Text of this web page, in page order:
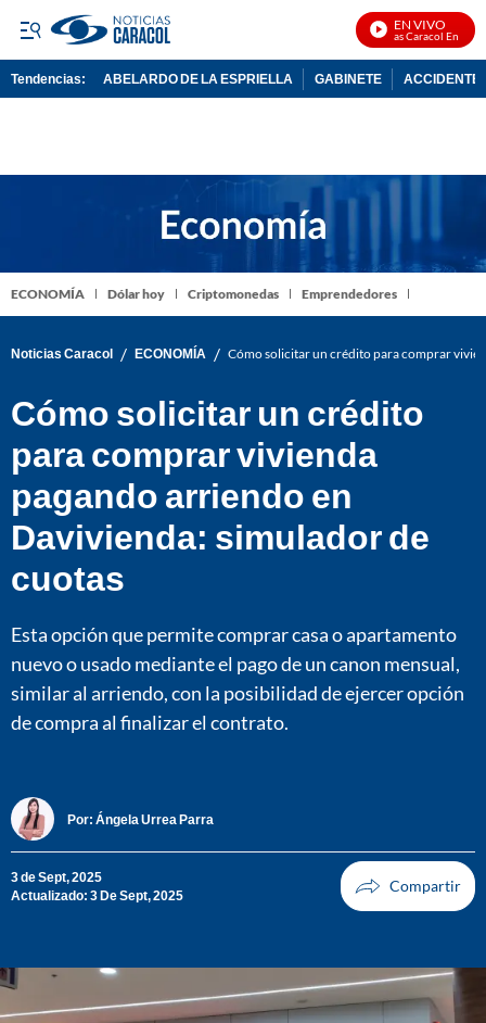
EN VIVO
Noticias Caracol En Vivo
Tendencias: ABELARDO DE LA ESPRIELLA GABINETE ACCIDENTE
ECONOMÍA Dólar hoy Criptomonedas Emprendedores
Noticias Caracol / ECONOMÍA / Cómo solicitar un crédito para comprar
Cómo solicitar un crédito
para comprar vivienda
pagando arriendo en
Davivienda: simulador de
cuotas
Esta opción que permite comprar casa o apartamento
nuevo o usado mediante el pago de un canon mensual,
similar al arriendo, con la posibilidad de ejercer opción
de compra al finalizar el contrato.
Por: Ángela Urrea Parra
3 de Sept, 2025
Actualizado: 3 De Sept, 2025